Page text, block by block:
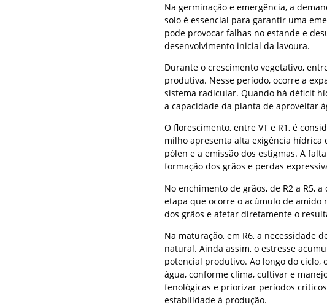
Na germinação e emergência, a
solo é essencial para garantir uma
pode provocar falhas no estande e
desenvolvimento inicial da lavoura.
Durante o crescimento vegetativo,
produtiva. Nesse período, ocorre a
sistema radicular. Quando há déficit
a capacidade da planta de aproveitar
O florescimento, entre VT e R1, é
milho apresenta alta exigência hídrica
pólen e a emissão dos estigmas. A
formação dos grãos e perdas
No enchimento de grãos, de R2 a R5,
etapa que ocorre o acúmulo de
dos grãos e afetar diretamente o
Na maturação, em R6, a necessidade
natural. Ainda assim, o estresse
potencial produtivo. Ao longo do
água, conforme clima, cultivar e
fenológicas e priorizar períodos
estabilidade à produção.